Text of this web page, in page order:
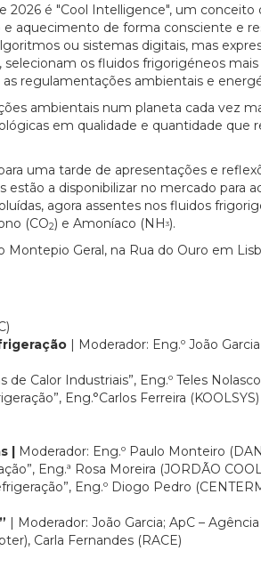
2026 é "Cool Intelligence", um conceito
aquecimento de forma consciente e
ou sistemas digitais, mas
os fluidos frigorigéneos mais
regulamentações ambientais e
ambientais num planeta cada vez
em qualidade e quantidade que
uma tarde de apresentações e
a disponibilizar no mercado para
agora assentes nos fluidos
(CO2) e Amoníaco (NH 3).
Geral, na Rua do Ouro em
| Moderador: Eng.º João
Calor Industriais”, Eng.º Teles
Eng.°Carlos Ferreira (KOOLSYS)
| Moderador: Eng.º Paulo Monteiro
Eng.ª Rosa Moreira (JORDÃO
Eng.º Diogo Pedro
| Moderador: João Garcia; ApC –
Carla Fernandes (RACE)